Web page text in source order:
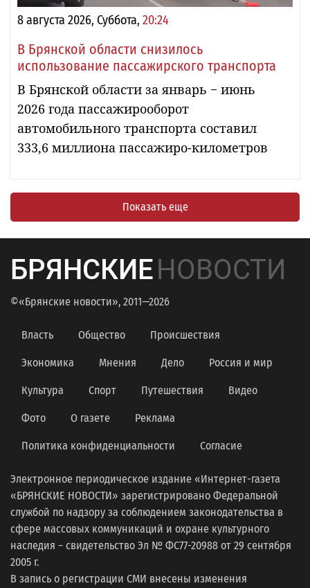
8 августа 2026, Суббота, 20:24
В Брянской области снизилось
использование пассажирского транспорта
В Брянской области за январь − июнь
2026 года пассажирооборот
автомобильного транспорта составил
333,6 миллиона пассажиро-километров
Показать еще
БРЯНСКИЕНОВОСТИ
©«Брянские новости», 2011—2026
Власть Общество Происшествия
Экономика Мнения Дело Россия и мир
Культура Спорт Путешествия Видео
Фото О газете Реклама
Политика конфиденциальности Согласие
Электронное периодическое издание «Интернет-газета
«БРЯНСКИЕ НОВОСТИ» зарегистрировано Федеральной
службой по надзору за соблюдением законодательства в
сфере массовых коммуникаций и охране культурного
наследия − свидетельство Эл № ФС77-20988 от 29 сентября
2005 г.
В запись о регистрации СМИ внесены изменения